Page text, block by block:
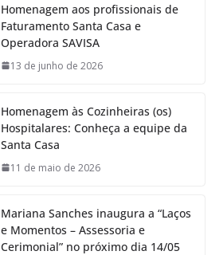
Homenagem aos profissionais de
Faturamento Santa Casa e
Operadora SAVISA
13 de junho de 2026
Homenagem às Cozinheiras (os)
Hospitalares: Conheça a equipe da
Santa Casa
11 de maio de 2026
Mariana Sanches inaugura a “Laços
e Momentos – Assessoria e
Cerimonial” no próximo dia 14/05